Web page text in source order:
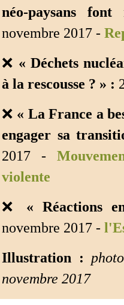
néo-paysans
novembre 2017 -
❌ « Déchets
à la rescousse ? » :
❌ « La France a
engager sa
2017 -
violente
❌ « Réactions
novembre 2017 -
Illustration :
novembre 2017